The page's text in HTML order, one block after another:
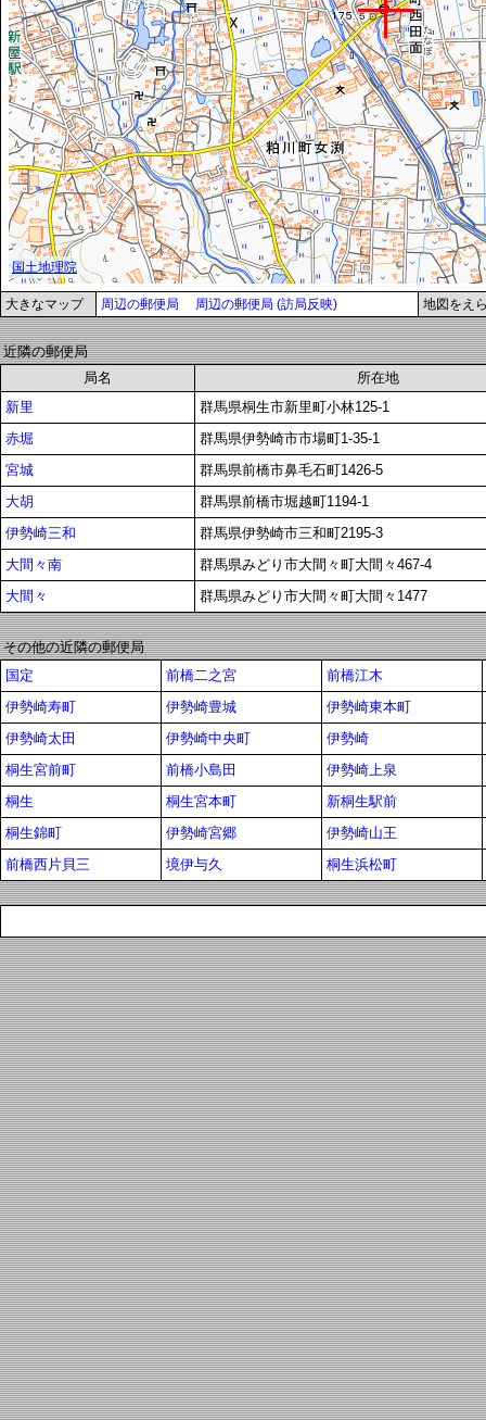
大きなマップ 周辺の郵便局 周辺の郵便局 (訪局反映) 地図をえ
近隣の郵便局
局名
所在地
新里
群馬県桐生市新里町小林125-1
赤堀
群馬県伊勢崎市市場町1-35-1
宮城
群馬県前橋市鼻毛石町1426-5
大胡
群馬県前橋市堀越町1194-1
伊勢崎三和
群馬県伊勢崎市三和町2195-3
大間々南
群馬県みどり市大間々町大間々467-4
大間々
群馬県みどり市大間々町大間々1477
その他の近隣の郵便局
国定
前橋二之宮
前橋江木
伊勢崎寿町
伊勢崎豊城
伊勢崎東本町
伊勢崎太田
伊勢崎中央町
伊勢崎
桐生宮前町
前橋小島田
伊勢崎上泉
桐生
桐生宮本町
新桐生駅前
桐生錦町
伊勢崎宮郷
伊勢崎山王
前橋西片貝三
境伊与久 桐生浜松町